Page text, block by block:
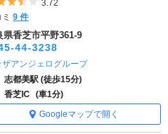
3.72
ミ9 件
県香芝市平野361-9
44-3238
ザアンジェログループ
志都美駅 (徒歩15分)
香芝IC (車1分)
Googleマップで開く